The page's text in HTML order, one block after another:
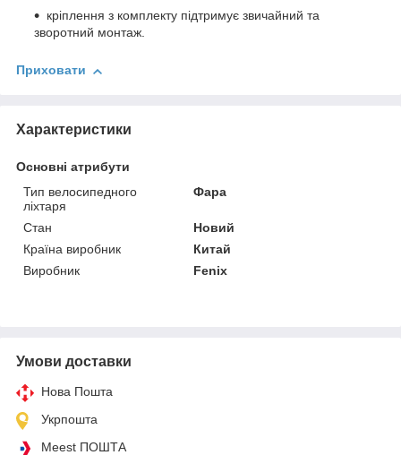
кріплення з комплекту підтримує звичайний та
зворотний монтаж.
Приховати
Характеристики
Основні атрибути
Тип велосипедного
ліхтаря
Фара
Стан
Новий
Країна виробник
Китай
Виробник
Fenix
Умови доставки
Нова Пошта
Укрпошта
Meest ПОШТА